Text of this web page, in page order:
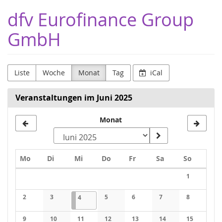
Haupt-
Inhalt
springen
dfv Eurofinance Group
GmbH
Liste Woche Monat Tag iCal
Veranstaltungen im Juni 2025
Monat
Mo Montag
DiDienstag
MiMittwoch
Do Donnerstag
FrFreitagSaSamstag
So
1
Keine
2
Keine Veranstaltungen
3
Keine Veranstaltungen
404.06.2025
1 Veranstaltung
5
Keine Veranstaltungen
6
Keine Veranstaltungen
7
Keine
8
Keine
9 10 11 12 13 14 15